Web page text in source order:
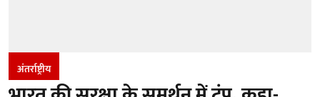
अंतर्राष्ट्रीय